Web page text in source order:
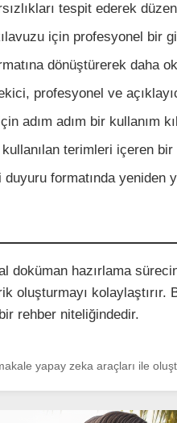
tespit ederek
için profesyonel bir
dönüştürerek daha
profesyonel ve
adım adım bir kullanım
terimleri içeren
formatında yeniden
doküman hazırlama
oluşturmayı kolaylaştırır.
rehber niteliğindedir.
yapay zeka araçları ile